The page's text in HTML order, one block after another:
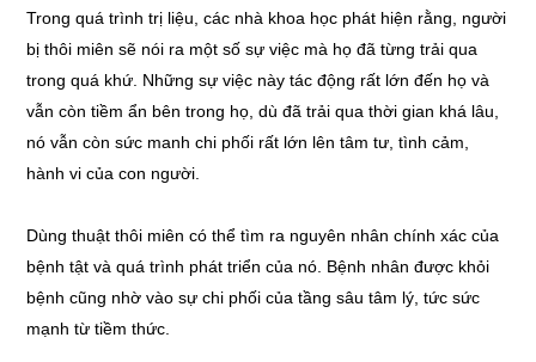
Trong quá trình trị liệu, các nhà khoa học phát hiện rằng, người
bị thôi miên sẽ nói ra một số sự việc mà họ đã từng trải qua
trong quá khứ. Những sự việc này tác động rất lớn đến họ và
vẫn còn tiềm ẩn bên trong họ, dù đã trải qua thời gian khá lâu,
nó vẫn còn sức manh chi phối rất lớn lên tâm tư, tình cảm,
hành vi của con người.
Dùng thuật thôi miên có thể tìm ra nguyên nhân chính xác của
bệnh tật và quá trình phát triển của nó. Bệnh nhân được khỏi
bệnh cũng nhờ vào sự chi phối của tầng sâu tâm lý, tức sức
mạnh từ tiềm thức.